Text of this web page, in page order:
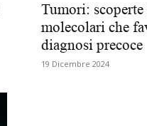
Tumori:
molecolari che
diagnosi precoce
19 Dicembre 2024